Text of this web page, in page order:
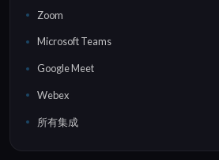
Zoom
Microsoft Teams
Google Meet
Webex
所有集成